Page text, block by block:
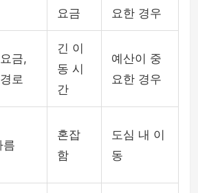
요금
요한 경우
금,
로
긴 이
동 시
간
예산이 중
요한 경우
름
혼잡
함
도심 내 이
동